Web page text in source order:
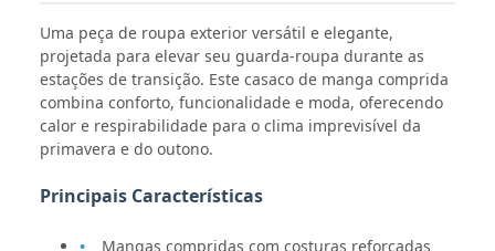
Uma peça de roupa exterior versátil e elegante,
projetada para elevar seu guarda-roupa durante as
estações de transição. Este casaco de manga comprida
combina conforto, funcionalidade e moda, oferecendo
calor e respirabilidade para o clima imprevisível da
primavera e do outono.
Principais Características
Mangas compridas com costuras reforçadas